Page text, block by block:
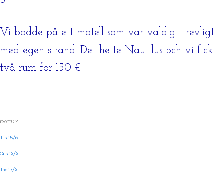
Vi bodde på ett motell som var väldigt trevligt
med egen strand. Det hette Nautilus och vi fick
två rum för 150 €
DATUM
Tis 15/6
Ons 16/6
Tor 17/6